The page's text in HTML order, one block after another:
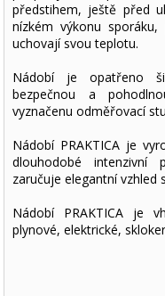
předstihem, ještě před
nízkém výkonu
uchovají svou teplotu.
Nádobí je opatřeno
bezpečnou a
vyznačenu odměřovací
Nádobí PRAKTICA je
dlouhodobé intenzivní
zaručuje elegantní vzhled
Nádobí PRAKTICA je
plynové, elektrické,